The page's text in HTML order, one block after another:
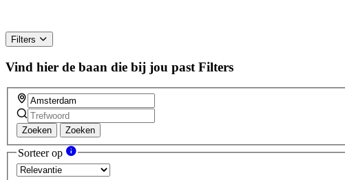
Filters
Vind hier de baan die bij jou past Filters
Zoeken Zoeken
Sorteer op